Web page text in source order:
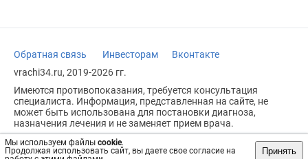
Мы используем файлы cookie.
Продолжая использовать сайт, вы даете свое согласие на
Принять
Обратная связь Инвесторам
Вконтакте
vrachi34.ru, 2019-2026 гг.
Имеются противопоказания, требуется консультация
специалиста. Информация, представленная на сайте, не
может быть использована для постановки диагноза,
назначения лечения и не заменяет прием врача.
Возрастное ограничение: 18+